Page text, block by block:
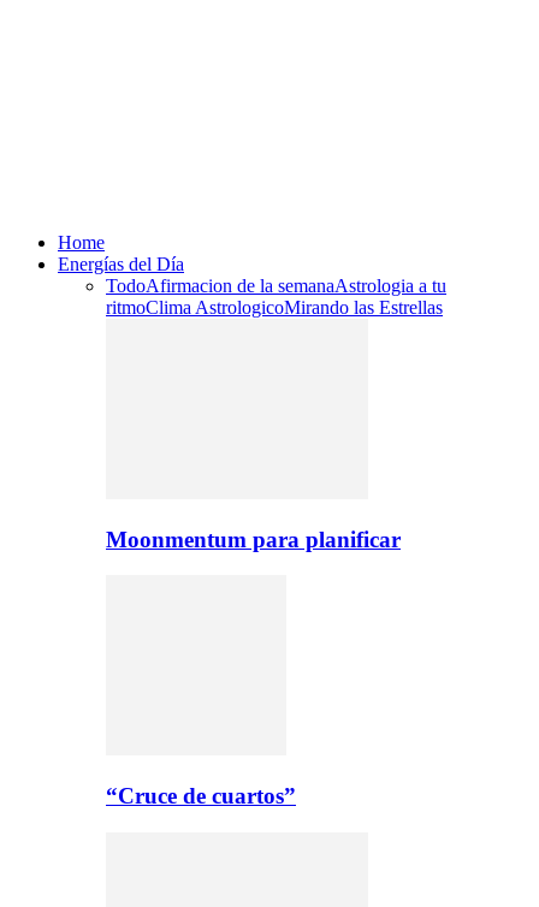
Home
Energías del Día
TodoAfirmacion de la semanaAstrologia a tu
ritmoClima AstrologicoMirando las Estrellas
Moonmentum para planificar
“Cruce de cuartos”